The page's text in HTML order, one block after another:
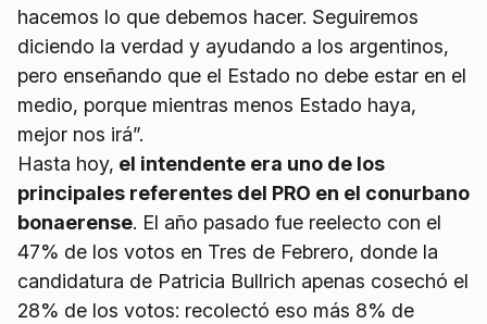
hacemos lo que debemos hacer. Seguiremos
diciendo la verdad y ayudando a los argentinos,
pero enseñando que el Estado no debe estar en el
medio, porque mientras menos Estado haya,
mejor nos irá”.
Hasta hoy, el intendente era uno de los
principales referentes del PRO en el conurbano
bonaerense. El año pasado fue reelecto con el
47% de los votos en Tres de Febrero, donde la
candidatura de Patricia Bullrich apenas cosechó el
28% de los votos: recolectó eso más 8% de